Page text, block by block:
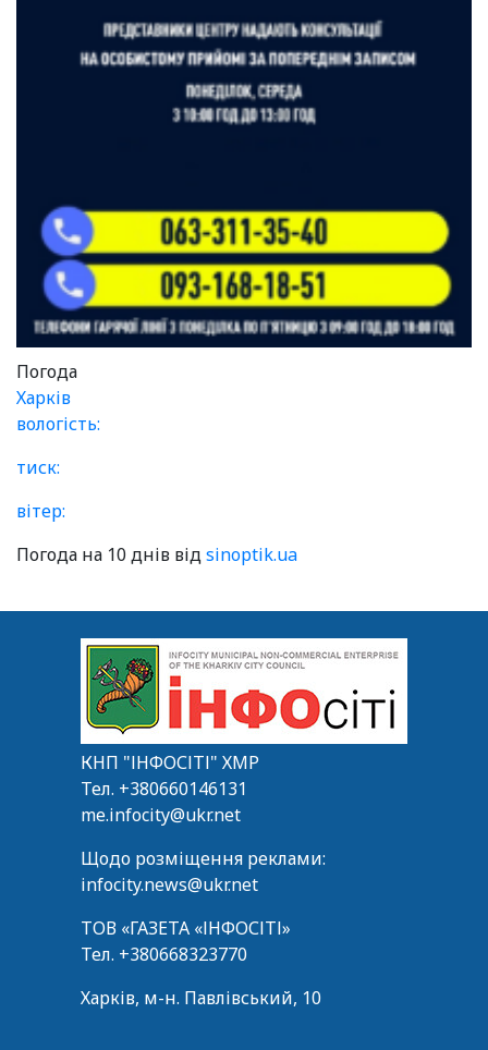
Погода
Харків
вологість:
тиск:
вітер:
Погода на 10 днів відsinoptik.ua
КНП "ІНФОСІТІ" ХМР
Тел. +380660146131
me.infocity@ukr.net
Щодо розміщення реклами:
infocity.news@ukr.net
ТОВ «ГАЗЕТА «ІНФОСІТІ»
Тел. +380668323770
Харків, м-н. Павлівський, 10